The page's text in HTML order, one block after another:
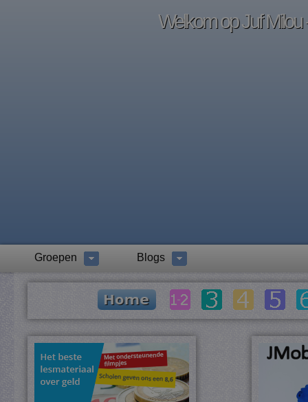
Welkom op Juf Milou
Groepen Blogs